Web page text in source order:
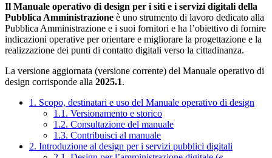
Il Manuale operativo di design per i siti e i servizi digitali della
Pubblica Amministrazione è uno strumento di lavoro dedicato alla
Pubblica Amministrazione e i suoi fornitori e ha l’obiettivo di fornire
indicazioni operative per orientare e migliorare la progettazione e la
realizzazione dei punti di contatto digitali verso la cittadinanza.
La versione aggiornata (versione corrente) del Manuale operativo di
design corrisponde alla 2025.1.
1. Scopo, destinatari e uso del Manuale operativo di design
1.1. Versionamento e storico
1.2. Consultazione del manuale
1.3. Contribuisci al manuale
2. Introduzione al design per i servizi pubblici digitali